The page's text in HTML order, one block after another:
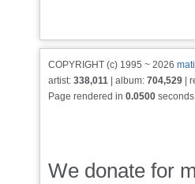
COPYRIGHT (c) 1995 ~ 2026
artist: 338,011 | album: 704,529 |
Page rendered in 0.0500 seconds
We donate for